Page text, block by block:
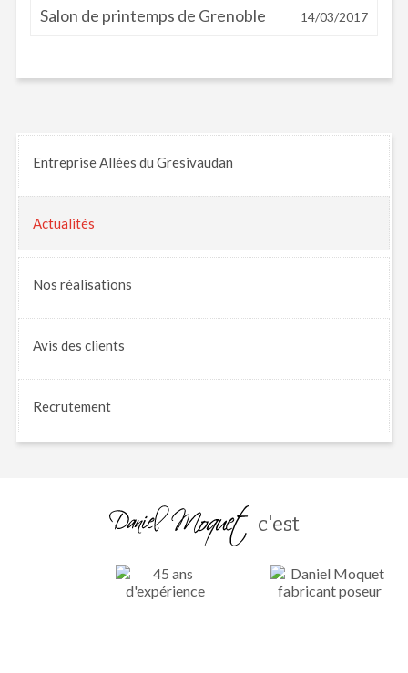
Salon de printemps de Grenoble 14/03/2017
Entreprise Allées du Gresivaudan
Actualités
Nos réalisations
Avis des clients
Recrutement
c'est